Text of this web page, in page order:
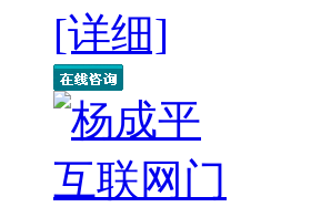
[详细]